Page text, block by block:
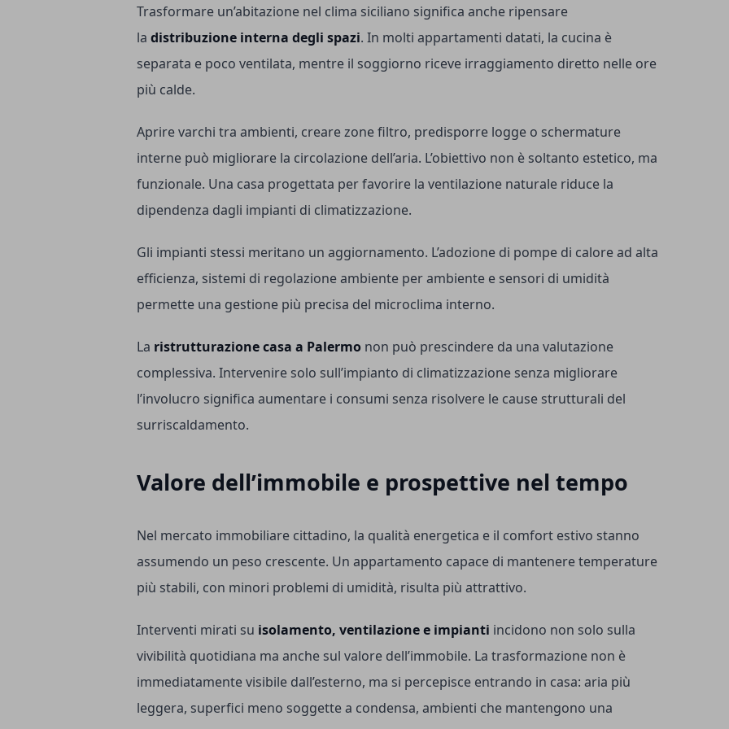
Trasformare un’abitazione nel clima siciliano significa anche ripensare
la distribuzione interna degli spazi. In molti appartamenti datati, la cucina è
separata e poco ventilata, mentre il soggiorno riceve irraggiamento diretto nelle ore
più calde.
Aprire varchi tra ambienti, creare zone filtro, predisporre logge o schermature
interne può migliorare la circolazione dell’aria. L’obiettivo non è soltanto estetico, ma
funzionale. Una casa progettata per favorire la ventilazione naturale riduce la
dipendenza dagli impianti di climatizzazione.
Gli impianti stessi meritano un aggiornamento. L’adozione di pompe di calore ad alta
efficienza, sistemi di regolazione ambiente per ambiente e sensori di umidità
permette una gestione più precisa del microclima interno.
La ristrutturazione casa a Palermo non può prescindere da una valutazione
complessiva. Intervenire solo sull’impianto di climatizzazione senza migliorare
l’involucro significa aumentare i consumi senza risolvere le cause strutturali del
surriscaldamento.
Valore dell’immobile e prospettive nel tempo
Nel mercato immobiliare cittadino, la qualità energetica e il comfort estivo stanno
assumendo un peso crescente. Un appartamento capace di mantenere temperature
più stabili, con minori problemi di umidità, risulta più attrattivo.
Interventi mirati su isolamento, ventilazione e impianti incidono non solo sulla
vivibilità quotidiana ma anche sul valore dell’immobile. La trasformazione non è
immediatamente visibile dall’esterno, ma si percepisce entrando in casa: aria più
leggera, superfici meno soggette a condensa, ambienti che mantengono una